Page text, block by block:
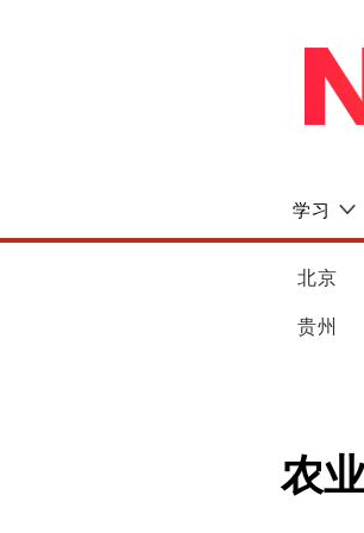
学习
北京
贵州
农